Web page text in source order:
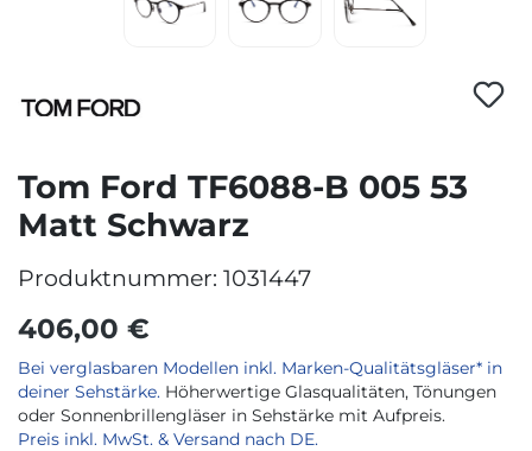
Tom Ford TF6088-B 005 53
Matt Schwarz
Produktnummer: 1031447
406,00 €
Bei verglasbaren Modellen inkl. Marken-Qualitätsgläser* in
deiner Sehstärke. Höherwertige Glasqualitäten, Tönungen
oder Sonnenbrillengläser in Sehstärke mit Aufpreis.
Preis inkl. MwSt. & Versand nach DE.